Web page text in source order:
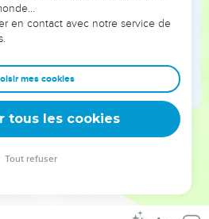
la loi sans être circoncis
t-il pas, toi qui la
la loi écrite et la circoncision ?
qui en a l’apparence, et la
qui est visible dans le corps.
l'est intérieurement, et la
cœur, accomplie par l'Esprit et
en contact avec notre service de
mes cookies
tous les cookies
Tout refuser